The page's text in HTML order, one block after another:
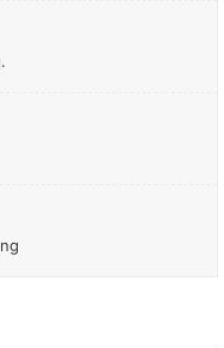
tạo màu, chất bảo
Halal, FSSC 22000